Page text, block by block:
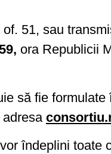
51, sau
ora Republicii
să fie
îndeplini toate